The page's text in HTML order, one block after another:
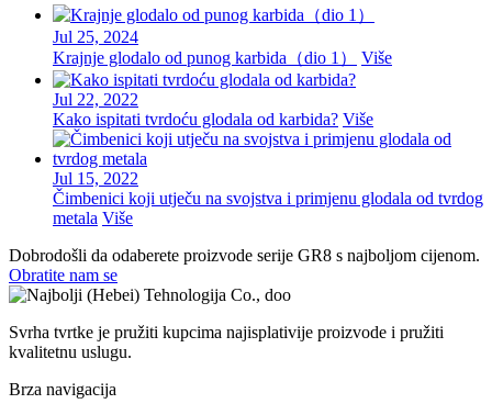
Jul 25, 2024
Krajnje glodalo od punog karbida（dio 1）
Više
Jul 22, 2022
Kako ispitati tvrdoću glodala od karbida? Više
Jul 15, 2022
Čimbenici koji utječu na svojstva i primjenu glodala od tvrdog
metala Više
Dobrodošli da odaberete proizvode serije GR8 s najboljom cijenom.
Obratite nam se
Svrha tvrtke je pružiti kupcima najisplativije proizvode i pružiti
kvalitetnu uslugu.
Brza navigacija